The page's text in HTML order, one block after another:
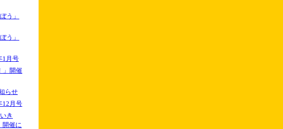
う」
う」
1月号
」開催
らせ
12月号
き
開催に